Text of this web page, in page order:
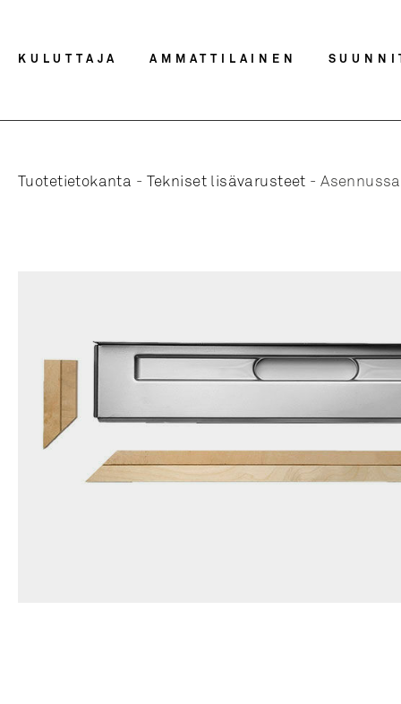
KULUTTAJA AMMATTILAINEN
Tuotetietokanta - Tekniset lisävarusteet -